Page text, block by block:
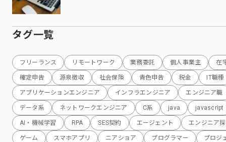
タグ一覧
フリーランス リモートワーク 業務委託 個人事業主 在
確定申告 源泉徴収 社会保険 青色申告 税金 IT職種
アプリケーションエンジニア インフラエンジニア エンジニア職
データ系 ネットワークエンジニア C系 java javascript
AI・機械学習 RPA SES契約 エージェント エンジニア
ゲーム スマホアプリ ニアショア プログラマー プロジ